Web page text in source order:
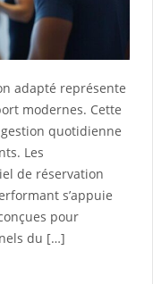
adapté représente
modernes. Cette
quotidienne
Les
de réservation
s’appuie
pour
du […]